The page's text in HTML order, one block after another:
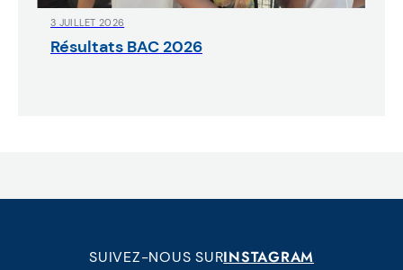
3 JUILLET 2026
Résultats BAC 2026
SUIVEZ-NOUS SURINSTAGRAM